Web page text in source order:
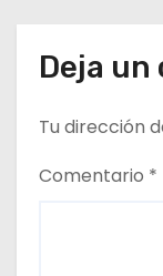
r
a
d
Deja
Tu dirección
Comentario *